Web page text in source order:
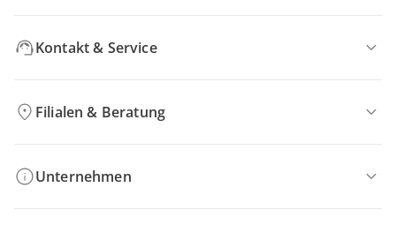
Kontakt & Service
Filialen & Beratung
Unternehmen